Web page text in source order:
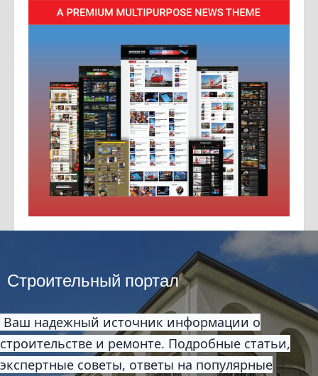
Строительный портал
Ваш надежный источник информации о
строительстве и ремонте. Подробные статьи,
экспертные советы, ответы на популярные